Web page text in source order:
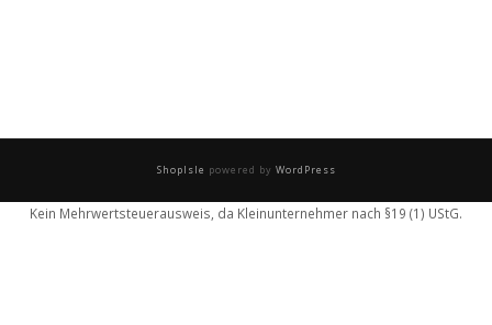
ShopIsle powered by WordPress
Kein Mehrwertsteuerausweis, da Kleinunternehmer nach §19 (1) UStG.